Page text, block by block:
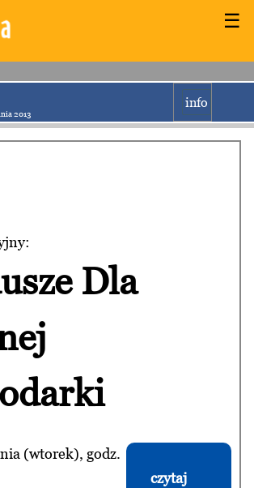
☰
2013
info
Dla
(wtorek), godz.
czytaj